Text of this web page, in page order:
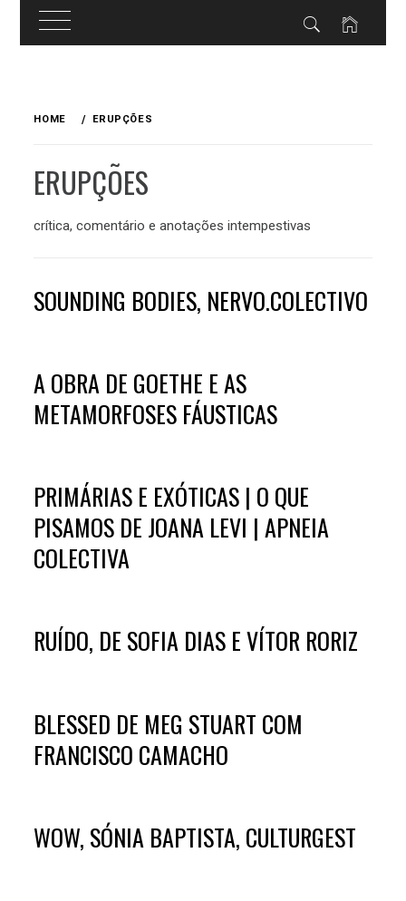
HOME ERUPÇÕES
ERUPÇÕES
crítica, comentário e anotações intempestivas
SOUNDING BODIES, NERVO.COLECTIVO
A OBRA DE GOETHE E AS
METAMORFOSES FÁUSTICAS
PRIMÁRIAS E EXÓTICAS | O QUE
PISAMOS DE JOANA LEVI | APNEIA
COLECTIVA
RUÍDO, DE SOFIA DIAS E VÍTOR RORIZ
BLESSED DE MEG STUART COM
FRANCISCO CAMACHO
WOW, SÓNIA BAPTISTA, CULTURGEST